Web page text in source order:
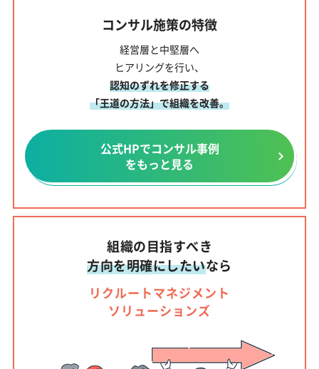
コンサル施策の特徴
経営層と中堅層へ
ヒアリングを行い、
認知のずれを修正する
「王道の方法」で組織を改善。
公式HPでコンサル事例
をもっと見る
組織の目指すべき
方向を明確にしたいなら
リクルートマネジメント
ソリューションズ